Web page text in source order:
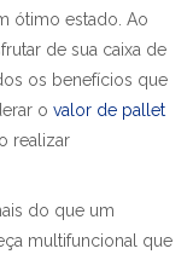
ótimo estado. Ao
de sua caixa de
os benefícios que
ovalor de pallet
realizar
do que um
multifuncional que